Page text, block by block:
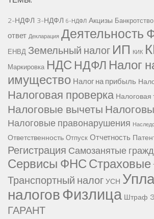
2-НДФЛ 3-НДФЛ 6-НДФЛ Акцизы Банкротство
ответ Декларация Деятельность
ЕНВД Земельный налог ИП КИК
Маркировка НДС НДФЛ Налог
имущество Налог на прибыль
Налоговая проверка Налоговая
Налоговые вычеты
Налоговые правонарушения
Ответственность Отпуск Отчетность
Регистрация Самозанятые
Сервисы ФНССтраховые
Транспортный налогУСН
налоговФизлица Штраф
ГАРАНТ